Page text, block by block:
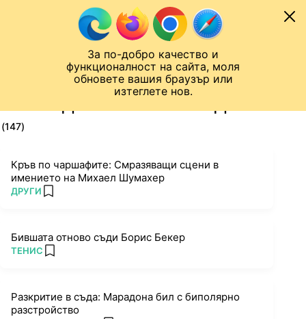
За по-добро качество и
функционалност на сайта, моля
обновете вашия браузър или
изтеглете нов.
Към съдържанието
Лига на Конференциите
(147)
Кръв по чаршафите: Смразяващи сцени в
имението на Михаел Шумахер
ПОВЕЧЕ ОТ
ДРУГИ add favorites
Бившата отново съди Борис Бекер
ПОВЕЧЕ ОТ
ТЕНИС add favorites
Разкритие в съда: Марадона бил с биполярно
разстройство